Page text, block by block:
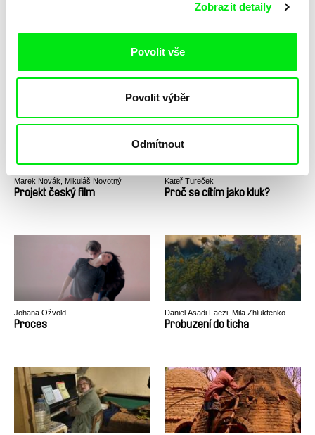
Zobrazit detaily
Povolit vše
Povolit výběr
Odmítnout
Marek Novák, Mikuláš Novotný
Projekt český film
Kateř Tureček
Proč se cítím jako kluk?
Johana Ožvold
Proces
Daniel Asadi Faezi, Mila Zhluktenko
Probuzení do ticha